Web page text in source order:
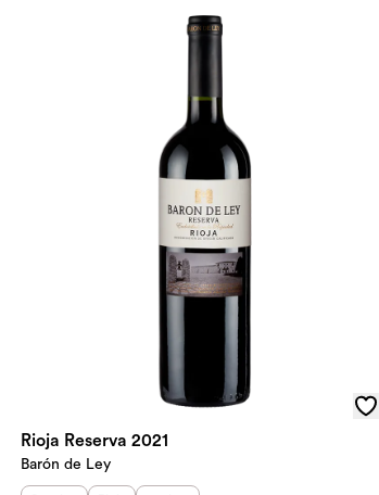
Rioja Reserva 2021
Barón de Ley